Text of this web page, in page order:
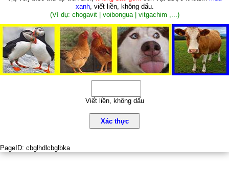
xanh, viết liền, không dấu.
(Ví dụ: chogavit | voibongua | vitgachim ,...)
Viết liền, không dấu
Xác thực
PageID: cbglhdlcbglbka